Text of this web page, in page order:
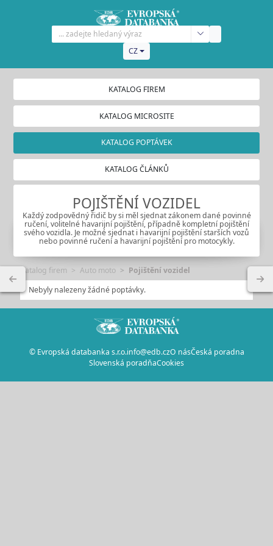
CZ
KATALOG FIREM
KATALOG MICROSITE
KATALOG POPTÁVEK
KATALOG ČLÁNKŮ
POJIŠTĚNÍ VOZIDEL
Každý zodpovědný řidič by si měl sjednat zákonem dané povinné
ručení, volitelné havarijní pojištění, případně kompletní pojištění
svého vozidla. Je možné sjednat i havarijní pojištění starších vozů
nebo povinné ručení a havarijní pojištění pro motocykly.
Katalog firem Auto moto
Pojištění vozidel
Nebyly nalezeny žádné poptávky.
© Evropská databanka s.r.o.info@edb.czO násČeská poradna
Slovenská poradňaCookies